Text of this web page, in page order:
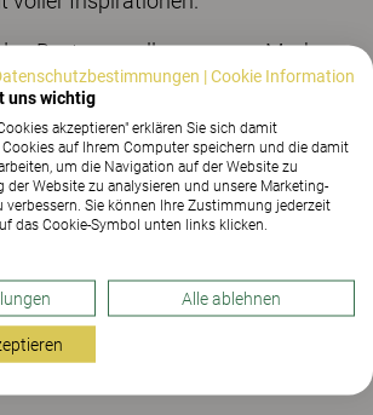
Beste von allen unseren Marken,
auf dem Smartphone. Auch Bilder,
Eindrücke, die in unseren anderen
nicht auftauchen, finden Sie
kinnarps_gmbh/
Informationen über die sozialen
freuen wir uns auch über Ihren
Themen. Es lohnt sich also auf
viel Spaß!
|Cookie Information
uns wichtig
akzeptieren" erklären Sie sich damit
auf Ihrem Computer speichern und die damit
um die Navigation auf der Website zu
der Website zu analysieren und unsere Marketing-
verbessern. Sie können Ihre Zustimmung jederzeit
das Cookie-Symbol unten links klicken.
Alle ablehnen